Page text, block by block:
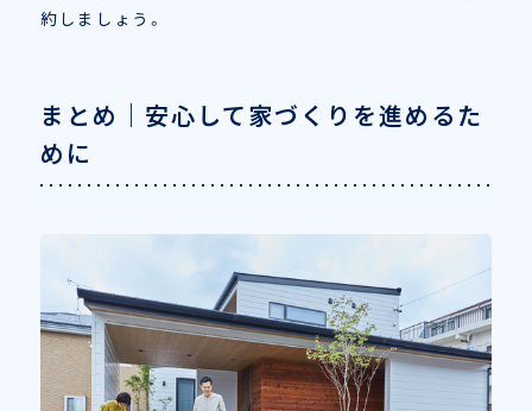
約しましょう。
まとめ｜安心して家づくりを進めるた
めに